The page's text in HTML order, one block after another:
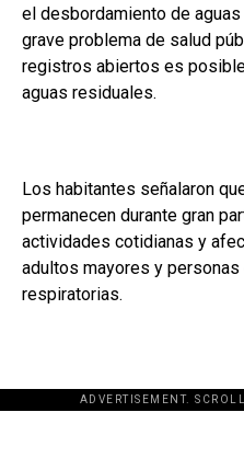
el desbordamiento de
grave problema de salud
registros abiertos es
aguas residuales.
Los habitantes señalaron
permanecen durante gran
actividades cotidianas y
adultos mayores y
respiratorias.
ADVERTISEMENT.